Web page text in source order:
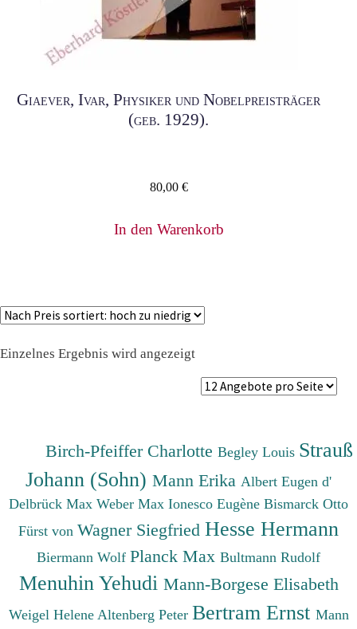
Giaever, Ivar, Physiker und Nobelpreisträger
(geb. 1929).
80,00 €
In den Warenkorb
Einzelnes Ergebnis wird angezeigt
Birch-Pfeiffer CharlotteBegley Louis Strauß
Johann (Sohn) Mann Erika Albert Eugen d'
Delbrück Max Weber Max Ionesco Eugène Bismarck Otto
Fürst von Wagner Siegfried Hesse Hermann
Biermann Wolf Planck Max Bultmann Rudolf
Menuhin Yehudi Mann-Borgese Elisabeth
Weigel Helene Altenberg Peter Bertram Ernst Mann